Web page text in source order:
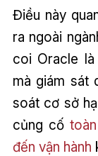
Điều này
ra ngoài
coi Oracle
mà giám sát
soát cơ sở
củng cố
đến vận hành